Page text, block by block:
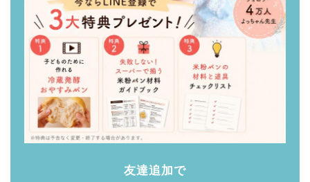
友達追加で